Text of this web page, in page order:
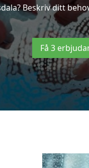
Beskriv ditt
Få 3